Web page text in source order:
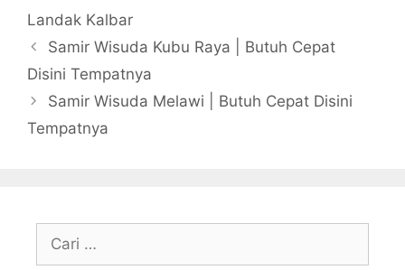
Landak Kalbar
Samir Wisuda Kubu Raya | Butuh Cepat
Disini Tempatnya
Samir Wisuda Melawi | Butuh Cepat Disini
Tempatnya
untuk: